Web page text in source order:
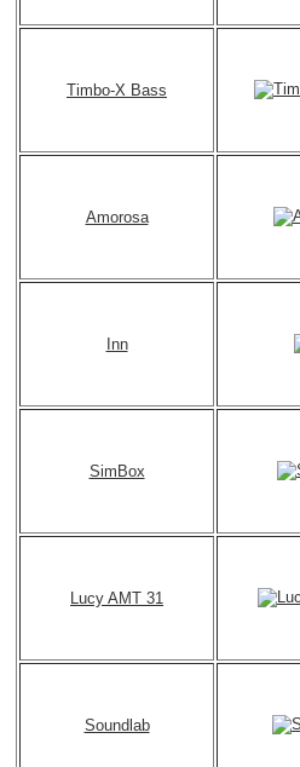
Timbo-X Bass
Amorosa
Inn
SimBox
Lucy AMT 31
Soundlab